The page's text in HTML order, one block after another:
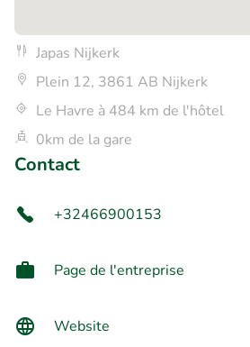
Japas Nijkerk
Plein 12, 3861 AB Nijkerk
Le Havre à 484 km de l'hôtel
0km de la gare
Contact
+32466900153
Page de l'entreprise
Website